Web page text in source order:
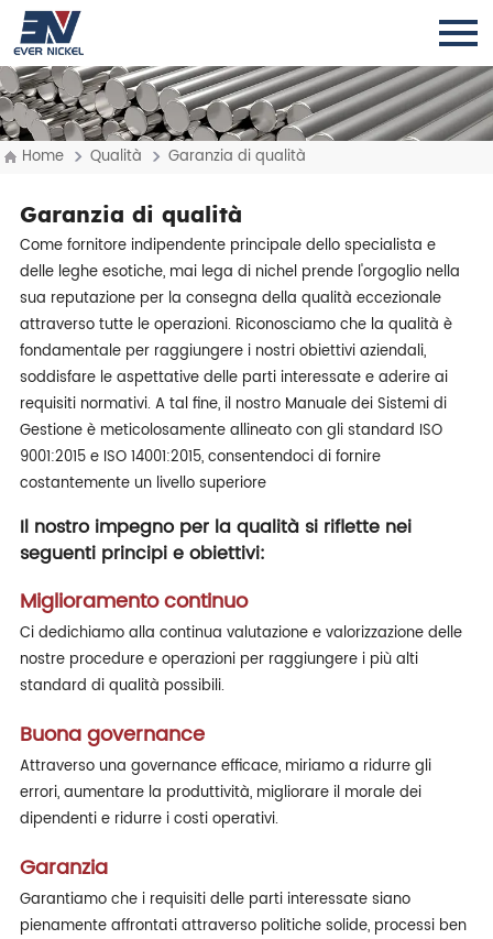
Home Qualità Garanzia di qualità
Garanzia di qualità
Come fornitore indipendente principale dello specialista e
delle leghe esotiche, mai lega di nichel prende l'orgoglio nella
sua reputazione per la consegna della qualità eccezionale
attraverso tutte le operazioni. Riconosciamo che la qualità è
fondamentale per raggiungere i nostri obiettivi aziendali,
soddisfare le aspettative delle parti interessate e aderire ai
requisiti normativi. A tal fine, il nostro Manuale dei Sistemi di
Gestione è meticolosamente allineato con gli standard ISO
9001:2015 e ISO 14001:2015, consentendoci di fornire
costantemente un livello superiore
Il nostro impegno per la qualità si riflette nei
seguenti principi e obiettivi:
Miglioramento continuo
Ci dedichiamo alla continua valutazione e valorizzazione delle
nostre procedure e operazioni per raggiungere i più alti
standard di qualità possibili.
Buona governance
Attraverso una governance efficace, miriamo a ridurre gli
errori, aumentare la produttività, migliorare il morale dei
dipendenti e ridurre i costi operativi.
Garanzia
Garantiamo che i requisiti delle parti interessate siano
pienamente affrontati attraverso politiche solide, processi ben